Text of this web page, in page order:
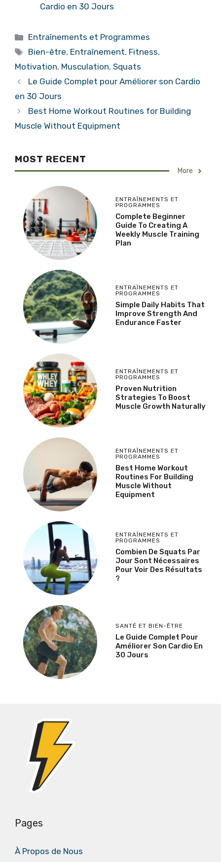
Cardio en 30 Jours
Categories
Entraînements et Programmes
Tags
Bien-être, Entraînement, Fitness,
Motivation, Musculation, Squats
Le Guide Complet pour Améliorer son Cardio
en 30 Jours
Best Home Workout Routines for Building
Muscle Without Equipment
MOST RECENT
More
ENTRAÎNEMENTS ET
PROGRAMMES
Complete Beginner
Guide To Creating A
Weekly Muscle Training
Plan
ENTRAÎNEMENTS ET
PROGRAMMES
Simple Daily Habits That
Improve Strength And
Endurance Faster
ENTRAÎNEMENTS ET
PROGRAMMES
Proven Nutrition
Strategies To Boost
Muscle Growth Naturally
ENTRAÎNEMENTS ET
PROGRAMMES
Best Home Workout
Routines For Building
Muscle Without
Equipment
ENTRAÎNEMENTS ET
PROGRAMMES
Combien De Squats Par
Jour Sont Nécessaires
Pour Voir Des Résultats
?
SANTÉ ET BIEN-ÊTRE
Le Guide Complet Pour
Améliorer Son Cardio En
30 Jours
Pages
À Propos de Nous